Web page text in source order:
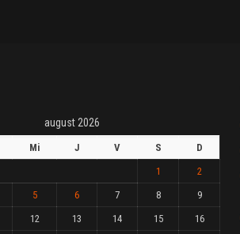
august 2026
Mi J V S
D
1
2
5 6 7 8
9
12 13 14 15 16